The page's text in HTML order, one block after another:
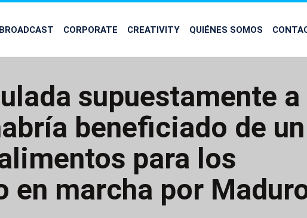
BROADCAST CORPORATE CREATIVITY QUIÉNES SOMOS
supuestamente a
beneficiado de un
para los
en marcha por